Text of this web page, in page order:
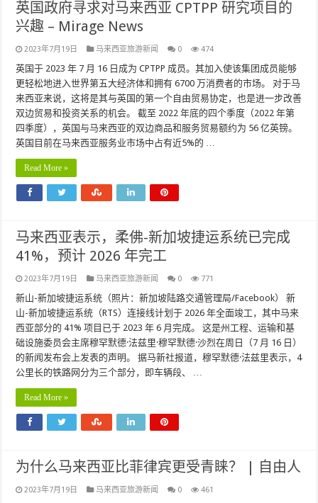
英国政府寻求对马来西亚 CPTPP 研究项目的
兴趣 – Mirage News
2023年7月19日 马来西亚旅游新闻 0 474
英国于 2023 年 7 月 16 日成为 CPTPP 成员。其加入使该集团成员能够
更轻松地进入世界第五大经济体和拥有 6700 万消费者的市场。 对于马
来西亚来说，这将是其与英国的第一个自由贸易协定，也是进一步改善
双边贸易和投资关系的机会。 截至 2022 年底的四个季度（2022 年第
四季度），英国与马来西亚的双边商品和服务贸易额约为 56 亿英镑。
英国目前在马来西亚服务业市场中占有近5%的 …
Read More »
马来西亚表示，柔佛-新加坡捷运系统已完成
41%，预计 2026 年完工
2023年7月19日 马来西亚旅游新闻 0 771
新山-新加坡捷运系统（照片：新加坡陆路交通管理局/Facebook） 新
山-新加坡捷运系统（RTS）连接线计划于 2026 年全面竣工，其中马来
西亚部分的 41% 项目已于 2023 年 6 月完成。 这是州工程、运输和基
础设施委员会主席穆罕默德·法兹里·穆罕默德·沙烈在周日（7 月 16 日）
的新闻发布会上发表的声明。 据马新社报道，穆罕默德·法兹里表示，4
公里长的铁路网分为三个部分，即车辆段、 …
Read More »
为什么马来西亚比菲律宾更受青睐？ | 自由人
2023年7月19日 马来西亚旅游新闻 0 461